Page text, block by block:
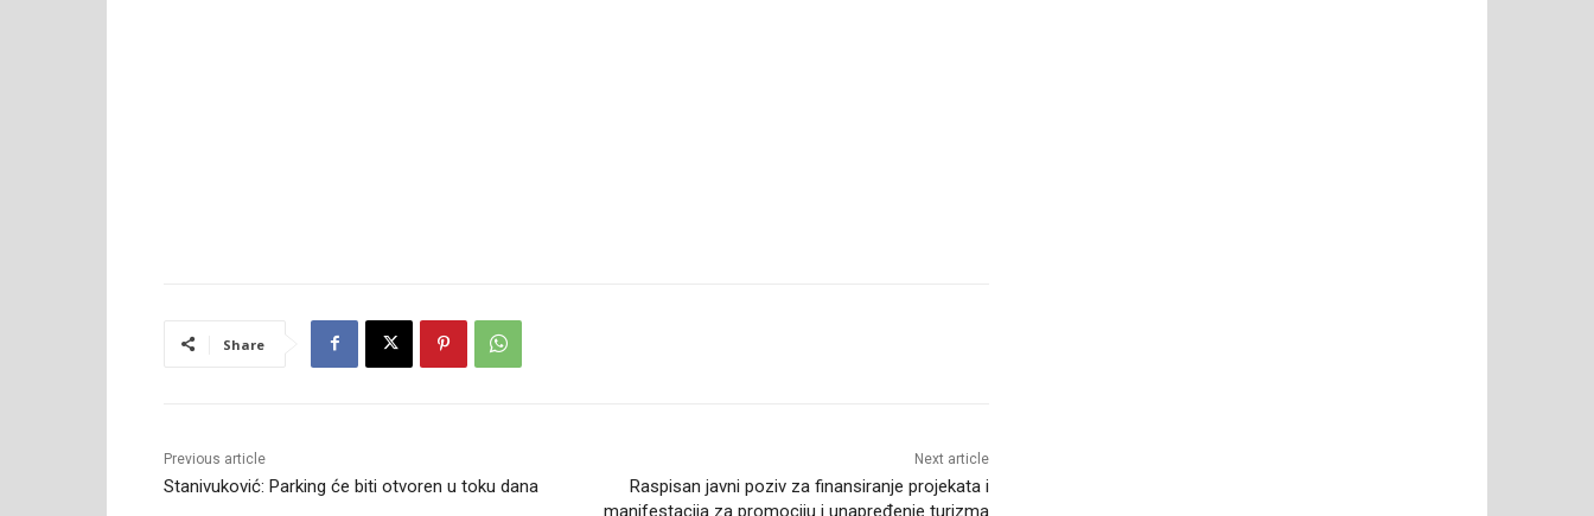
Share
Previous article
Stanivuković: Parking će biti otvoren u toku dana
Next article
Raspisan javni poziv za finansiranje projekata i
manifestacija za promociju i unapređenje turizma